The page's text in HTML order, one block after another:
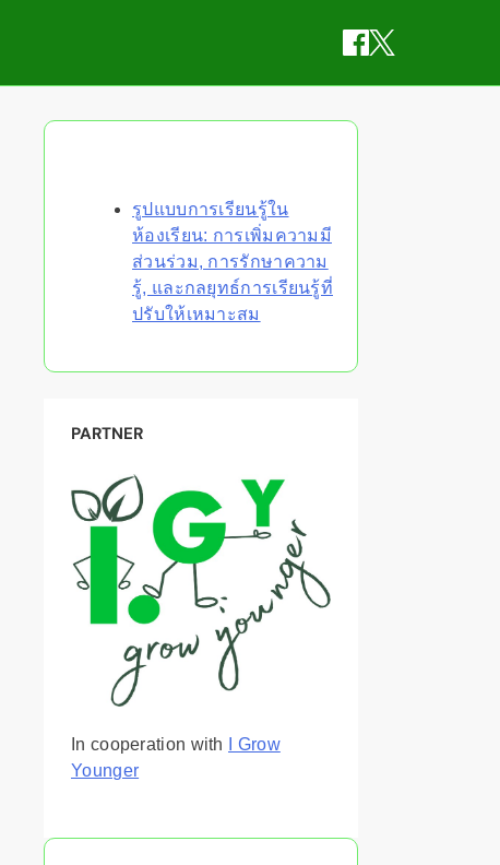
รูปแบบการเรียนรู้ใน
ห้องเรียน: การเพิ่มความมี
ส่วนร่วม, การรักษาความ
รู้, และกลยุทธ์การเรียนรู้ที่
ปรับให้เหมาะสม
PARTNER
In cooperation with
I Grow
Younger